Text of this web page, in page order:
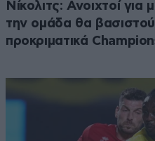
Νίκολιτς: Ανοιχτοί
την ομάδα θα
προκριματικά